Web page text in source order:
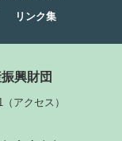
リンク集
興財団
（ アクセス ）